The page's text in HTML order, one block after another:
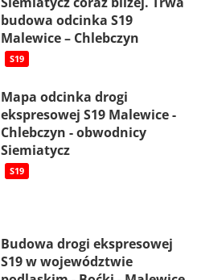
budowa odcinka S19
Malewice – Chlebczyn
S19
Mapa odcinka drogi
ekspresowej S19 Malewice -
Chlebczyn - obwodnicy
Siemiatycz
S19
Budowa drogi ekspresowej
S19 w województwie